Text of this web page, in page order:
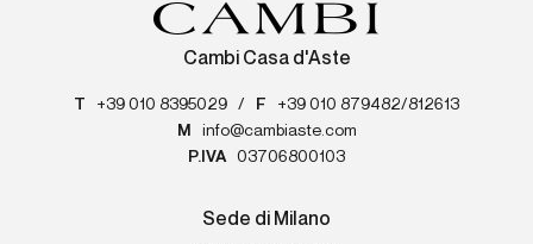
Cambi Casa d'Aste
T +39 010 8395029 / F
+39 010 879482/812613
M
info@cambiaste.com
P.IVA
03706800103
Sede di Milano